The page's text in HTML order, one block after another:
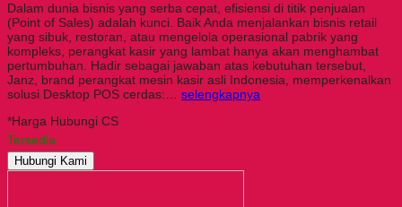
Dalam dunia bisnis yang serba cepat, efisiensi di titik penjualan
(Point of Sales) adalah kunci. Baik Anda menjalankan bisnis retail
yang sibuk, restoran, atau mengelola operasional pabrik yang
kompleks, perangkat kasir yang lambat hanya akan menghambat
pertumbuhan. Hadir sebagai jawaban atas kebutuhan tersebut,
Janz, brand perangkat mesin kasir asli Indonesia, memperkenalkan
solusi Desktop POS cerdas:… selengkapnya
*Harga Hubungi CS
Tersedia
Hubungi Kami